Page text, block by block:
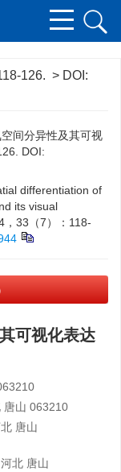
126. > DOI:
间分异性及其可视
DOI:
differentiation of
its visual
33（7）：118-
可视化表达
唐山 063210
唐山
北 唐山